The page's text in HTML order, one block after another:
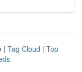
| Tag Cloud | Top